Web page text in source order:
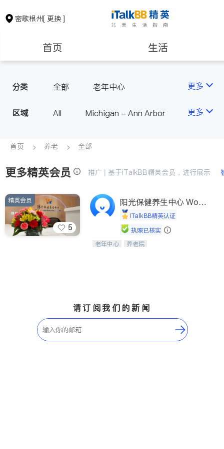
密歇根州[ 更换 ]
首页 生活
房地产租售 建筑装修
教育
非盈利组织
分类 全部 老年中心 更多
区域 All Michigan - Ann Arbor 更多
首页 养老 全部
更多精英会员 推广 | 基于iTalkBB精英会员，进行展示
5
精英会员
阳光保健养生中心 World
shineiTalkBB精英认证
执照已核实
阳光保健养生中心为老年人提供日间护
老年中心 养老院
请订阅我们的新闻